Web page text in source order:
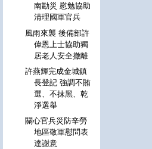
南勘災 慰勉協助
清理國軍官兵
風雨來襲 後備部許
偉恩上士協助獨
居老人安全撤離
許燕輝完成金城鎮
長登記 強調不賄
選、不抹黑、乾
淨選舉
關心官兵災防辛勞
地區敬軍慰問表
達謝意